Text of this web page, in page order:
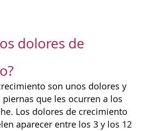
dolores de
son unos dolores y
que les ocurren a los
Los dolores de crecimiento
aparecer entre los 3 y los 12